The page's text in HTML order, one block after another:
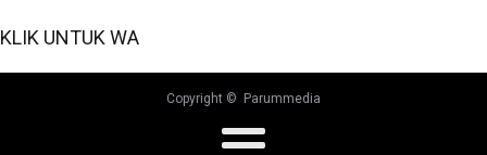
KLIK UNTUK WA
Copyright © Parummedia